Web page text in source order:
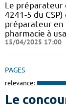
Le préparateur
4241-5 du
préparateur en
pharmacie à
15/04/2025 17:00
PAGES
relevance:
Le